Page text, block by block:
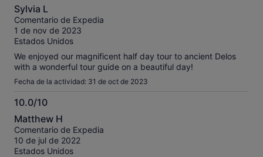
10.0
sobre
10
Sylvia L
Comentario de Expedia
1 de nov de 2023
Estados Unidos
We enjoyed our magnificent half day tour to ancient Delos
with a wonderful tour guide on a beautiful day!
Fecha de la actividad: 31 de oct de 2023
10.0/10
10.0
sobre
10
Matthew H
Comentario de Expedia
10 de jul de 2022
Estados Unidos